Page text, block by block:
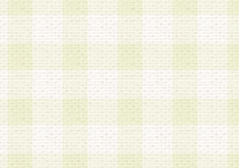
れている会員と同一のメールアドレ
と同様のサービスを提供している企
いると思われる本人またはその家族
が不適切と判断する場合
員登録希望者を会員として承認する